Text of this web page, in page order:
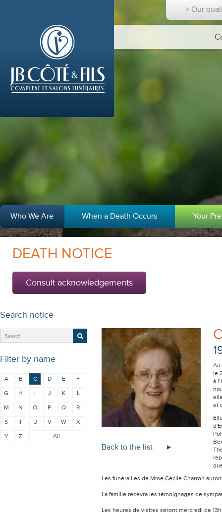
> Our
Who We Are When a Death Occurs Your
DEATH NOTICE
Consult acknowledgements
Search notice
Filter by name
A B C D E
F
G
H I J K
L
M
N O P Q
R
S
T U V W
X
Y
Z All
Back to the list
Au
le
à
et
Les funérailles de Mme Cécile Charron
La famille recevra les témoignages de
Les heures de visites seront mercredi de